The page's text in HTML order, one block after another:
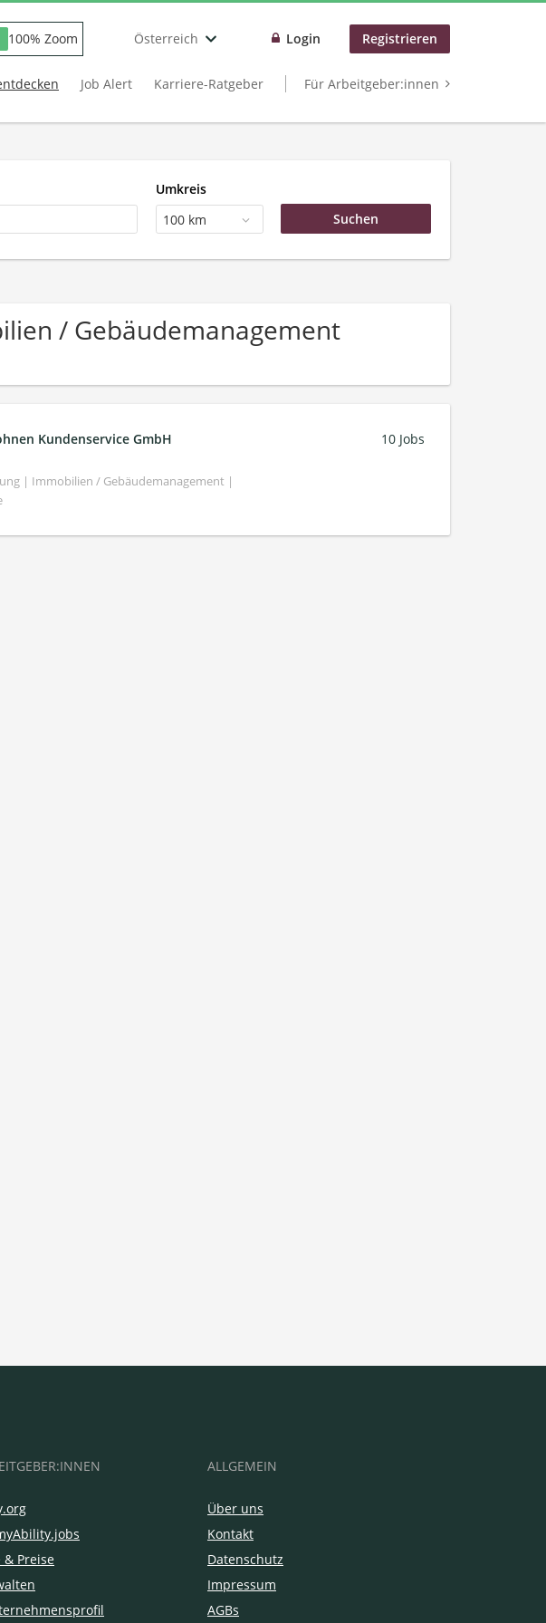
100% Zoom Österreich Login Registrieren
Job Alert Karriere-Ratgeber Für Arbeitgeber:innen
Umkreis
100 km
/ Gebäudemanagement
Kundenservice GmbH
| Immobilien / Gebäudemanagement |
10 Jobs
& Preise
ALLGEMEIN
Über uns
Kontakt
Datenschutz
Impressum
AGBs